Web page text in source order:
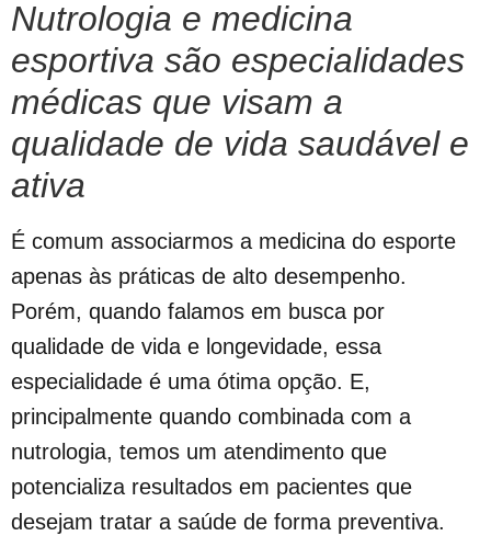
Nutrologia e medicina
esportiva são especialidades
médicas que visam a
qualidade de vida saudável e
ativa
É comum associarmos a medicina do esporte
apenas às práticas de alto desempenho.
Porém, quando falamos em busca por
qualidade de vida e longevidade, essa
especialidade é uma ótima opção. E,
principalmente quando combinada com a
nutrologia, temos um atendimento que
potencializa resultados em pacientes que
desejam tratar a saúde de forma preventiva.